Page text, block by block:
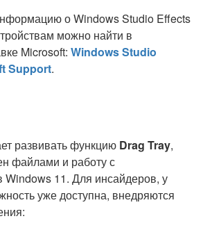
о Windows Studio Effects
можно найти в
Microsoft: Windows Studio
Support.
развивать функцию Drag Tray,
файлами и работу с
Windows 11. Для инсайдеров, у
уже доступна, внедряются